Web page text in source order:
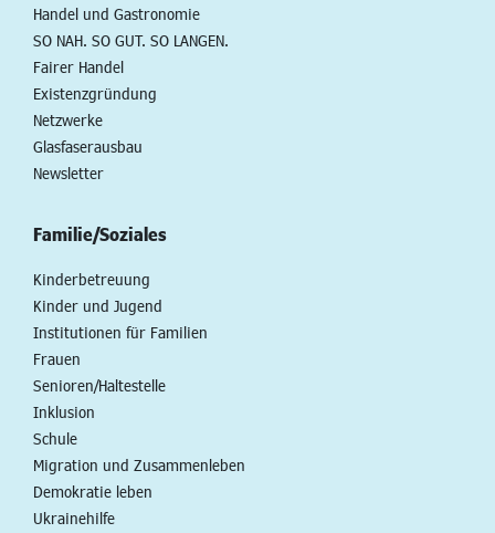
Handel und Gastronomie
SO NAH. SO GUT. SO LANGEN.
Fairer Handel
Existenzgründung
Netzwerke
Glasfaserausbau
Newsletter
Familie/Soziales
Kinderbetreuung
Kinder und Jugend
Institutionen für Familien
Frauen
Senioren/Haltestelle
Inklusion
Schule
Migration und Zusammenleben
Demokratie leben
Ukrainehilfe